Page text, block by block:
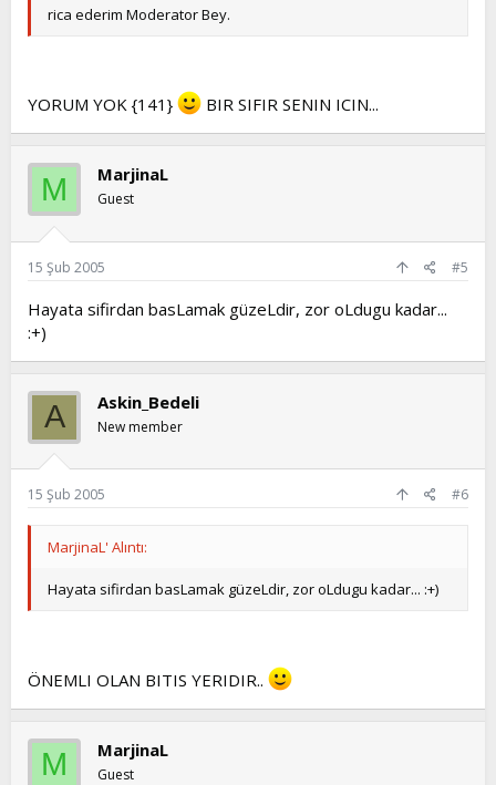
rica ederim Moderator Bey.
YORUM YOK {141} BIR SIFIR SENIN ICIN...
M MarjinaL
Guest
15 Şub 2005 #5
Hayata sifirdan basLamak güzeLdir, zor oLdugu kadar...
:+)
A Askin_Bedeli
New member
15 Şub 2005 #6
MarjinaL' Alıntı:
Hayata sifirdan basLamak güzeLdir, zor oLdugu kadar... :+)
ÖNEMLI OLAN BITIS YERIDIR..
M MarjinaL
Guest